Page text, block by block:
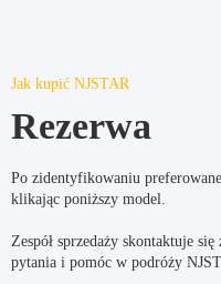
Jak kupić NJSTAR
Rezerwa
Po zidentyfikowaniu
klikając poniższy model.
Zespół sprzedaży skontaktuje
pytania i pomóc w podróży